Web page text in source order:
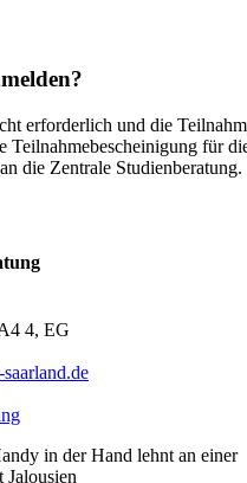
erforderlich und die
Teilnahmebescheinigung für
die Zentrale Studienberatung.
4, EG